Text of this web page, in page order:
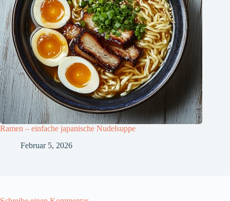
Ramen – einfache japanische Nudelsuppe
Februar 5, 2026